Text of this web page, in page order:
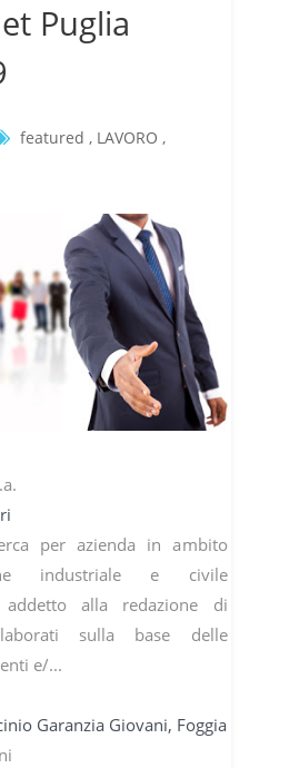
Puglia
featured , LAVORO ,
per azienda in ambito
industriale e civile
addetto alla redazione di
sulla base delle
e/...
Garanzia Giovani, Foggia